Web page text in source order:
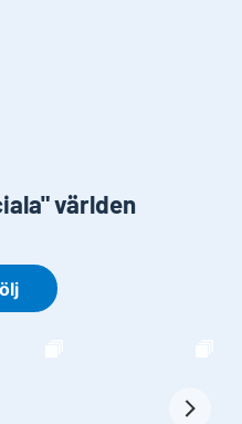
världen